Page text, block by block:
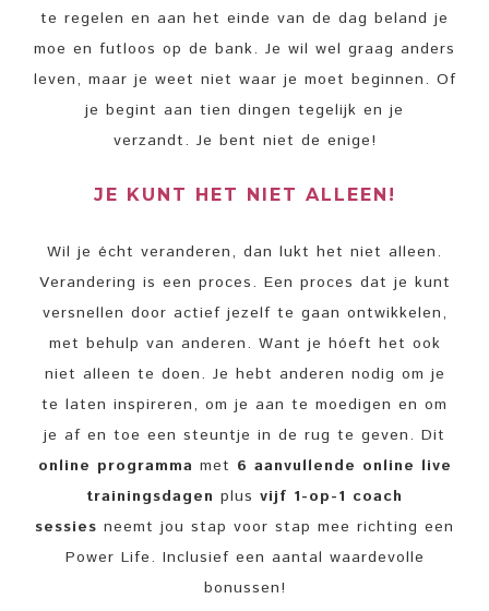
te regelen en aan het einde van de dag beland je
moe en futloos op de bank. Je wil wel graag anders
leven, maar je weet niet waar je moet beginnen. Of
je begint aan tien dingen tegelijk en je
verzandt. Je bent niet de enige!
JE KUNT HET NIET ALLEEN!
Wil je écht veranderen, dan lukt het niet alleen.
Verandering is een proces. Een proces dat je kunt
versnellen door actief jezelf te gaan ontwikkelen,
met behulp van anderen. Want je hóeft het ook
niet alleen te doen. Je hebt anderen nodig om je
te laten inspireren, om je aan te moedigen en om
je af en toe een steuntje in de rug te geven. Dit
online programma met 6 aanvullende online live
trainingsdagen plus vijf 1-op-1 coach
sessies neemt jou stap voor stap mee richting een
Power Life. Inclusief een aantal waardevolle
bonussen!